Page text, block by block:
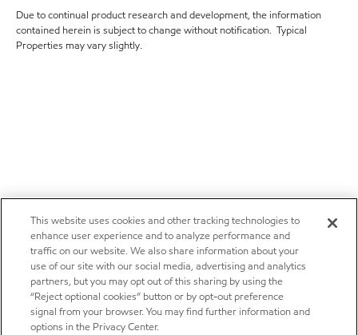
Due to continual product research and development, the information
contained herein is subject to change without notification. Typical
Properties may vary slightly.
This website uses cookies and other tracking technologies to
enhance user experience and to analyze performance and
traffic on our website. We also share information about your
use of our site with our social media, advertising and analytics
partners, but you may opt out of this sharing by using the
“Reject optional cookies” button or by opt-out preference
signal from your browser. You may find further information and
options in the Privacy Center.